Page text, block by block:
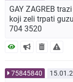
GAY ZAGREB
koji zeli trpati
704 3520
75845840